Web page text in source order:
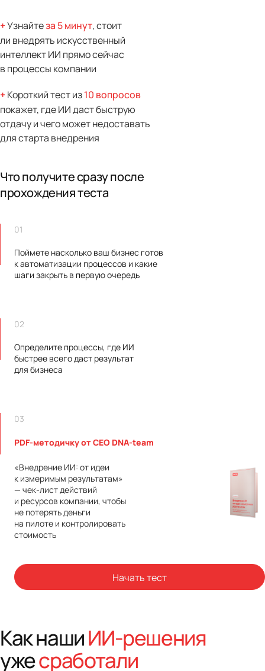
+Узнайтеза 5 минут, стоит
ли внедрять искусственный
интеллект ИИ прямо сейчас
в процессы компании
+Короткий тест из10 вопросов
покажет, где ИИ даст быструю
отдачу и чего может недоставать
для старта внедрения
Что получите сразу после
прохождения теста
01
Поймете насколько ваш бизнес готов
к автоматизации процессов и какие
шаги закрыть в первую очередь
02
Определите процессы, где ИИ
быстрее всего даст результат
для бизнеса
03
PDF-методичку от CEO DNA-team
«Внедрение ИИ: от идеи
к измеримым результатам»
— чек-лист действий
и ресурсов компании, чтобы
не потерять деньги
на пилоте и контролировать
стоимость
Начать тест
Как нашиИИ-решения
ужесработали